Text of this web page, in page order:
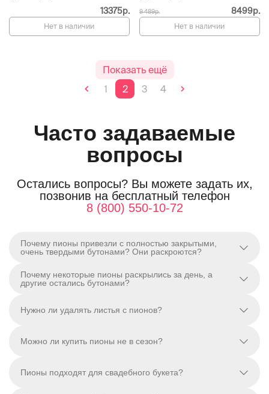
13375р.
Нет в наличии
9 489р. 8499р.
Нет в наличии
Показать ещё
1
2 3 4
Часто задаваемые
вопросы
Остались вопросы? Вы можете задать их,
позвонив на бесплатный телефон
8 (800) 550-10-72
Почему пионы привезли с полностью закрытыми,
очень твердыми бутонами? Они раскроются?
Почему некоторые пионы раскрылись за день, а
другие остались бутонами?
Нужно ли удалять листья с пионов?
Можно ли купить пионы не в сезон?
Пионы подходят для свадебного букета?